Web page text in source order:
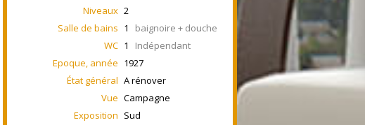
Niveaux 2
Salle de bains 1 baignoire + douche
WC 1 Indépendant
Epoque, année 1927
État général A rénover
Vue Campagne
Exposition Sud